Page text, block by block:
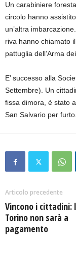
Un carabiniere
circolo hanno
un’altra
riva hanno chiamato
pattuglia dell’Arma
E’ successo alla
Settembre). Un
fissa dimora, è stato
San Salvario per furto.
Articolo precedente
Vincono i cittadini:
Torino non sarà a
pagamento